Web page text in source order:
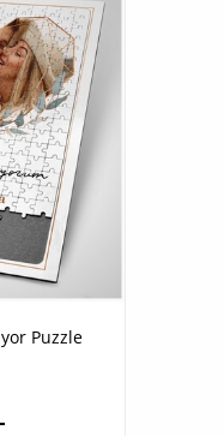
Puzzle